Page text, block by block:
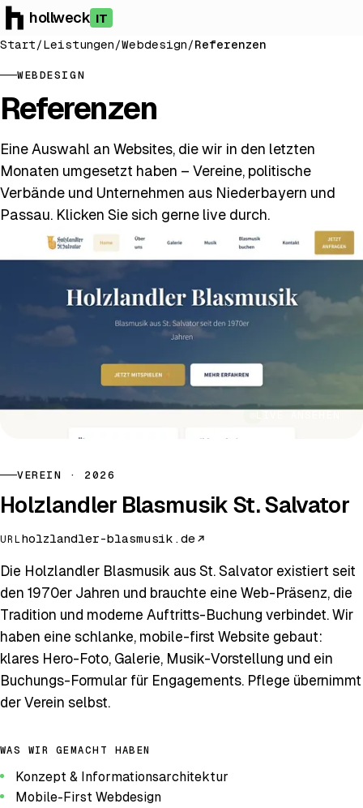
hollweck IT
Start/Leistungen/Webdesign/Referenzen
WEBDESIGN
Referenzen
Eine Auswahl an Websites, die wir in den letzten
Monaten umgesetzt haben – Vereine, politische
Verbände und Unternehmen aus Niederbayern und
Passau. Klicken Sie sich gerne live durch.
VEREIN · 2026
Holzlandler Blasmusik St. Salvator
URLholzlandler-blasmusik.de
Die Holzlandler Blasmusik aus St. Salvator existiert seit
den 1970er Jahren und brauchte eine Web-Präsenz, die
Tradition und moderne Auftritts-Buchung verbindet. Wir
haben eine schlanke, mobile-first Website gebaut:
klares Hero-Foto, Galerie, Musik-Vorstellung und ein
Buchungs-Formular für Engagements. Pflege übernimmt
der Verein selbst.
WAS WIR GEMACHT HABEN
Konzept & Informationsarchitektur
Mobile-First Webdesign